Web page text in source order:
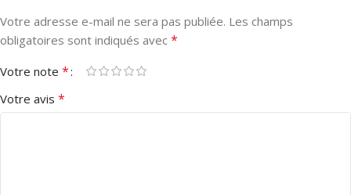
Votre adresse e-mail ne sera pas publiée. Les champs
obligatoires sont indiqués avec *
Votre note *
Votre avis *